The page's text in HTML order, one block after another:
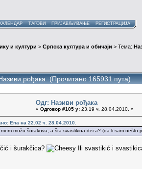
ТАГОВИ ПРИЈАВЉИВАЊЕ РЕГИСТРАЦИЈА
и култури > Српска култура и обичаји > Тема:
рођака (Прочитано 165931 пута)
Одг: Називи рођака
« Одговор #105 у: 23.19 ч. 28.04.2010. »
Ena на 22.02 ч. 28.04.2010.
mužu šurakova, a šta svastikina deca? (da li sam nešto
i šurakčica? Ili svastikić i